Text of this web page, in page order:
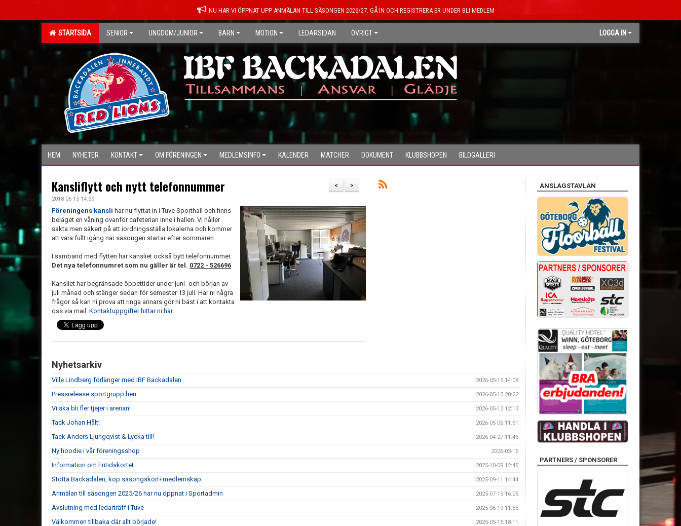
NU HAR VI ÖPPNAT UPP ANMÄLAN TILL SÄSONGEN 2026/27. GÅ IN OCH REGISTRERA ER UNDER BLI MEDLEM
STARTSIDA SENIOR UNGDOM/JUNIOR BARN MOTION LEDARSIDAN ÖVRIGT LOGGA IN
HEM NYHETER KONTAKT OM FÖRENINGEN MEDLEMSINFO KALENDER MATCHER DOKUMENT KLUBBSHOPEN BILDGALLERI
>
<
Kansliflytt och nytt telefonnummer
2018-06-15 14:39
Föreningens kansli har nu flyttat in i Tuve Sporthall och finns
beläget en våning ovanför cafeterian inne i hallen. Vi håller
sakta men säkert på att iordningsställa lokalerna och kommer
att vara fullt igång när säsongen startar efter sommaren.
I samband med flytten har kansliet också bytt telefonnummer.
Det nya telefonnumret som nu gäller är tel. 0722 - 526696
Kansliet har begränsade öppettider under juni- och början av
juli månad och stänger sedan för semester 13 juli. Har ni några
frågor så kan ni prova att ringa annars gör ni bäst i att kontakta
oss via mail. Kontaktuppgifter hittar ni här.
Nyhetsarkiv
Ville Lindberg förlänger med IBF Backadalen 2026-05-15 14:08
Pressrelease sportgrupp herr 2026-05-13 20:22
Vi ska bli fler tjejer i arenan! 2026-05-12 12:13
Tack Johan Hålt! 2026-05-06 11:51
Tack Anders Ljungqvist & Lycka till! 2026-04-27 11:46
Ny hoodie i vår föreningsshop 2026-03-16
Information om Fritidskortet 2025-10-09 12:45
Stötta Backadalen, köp säsongskort+medlemskap 2025-09-11 14:44
Anmälan till säsongen 2025/26 har nu öppnat i Sportadmin 2025-07-15 16:05
Avslutning med ledarträff i Tuve 2025-06-19 11:55
Välkommen tillbaka där allt började! 2025-05-15 18:11
ANSLAGSTAVLAN
PARTNERS / SPONSORER